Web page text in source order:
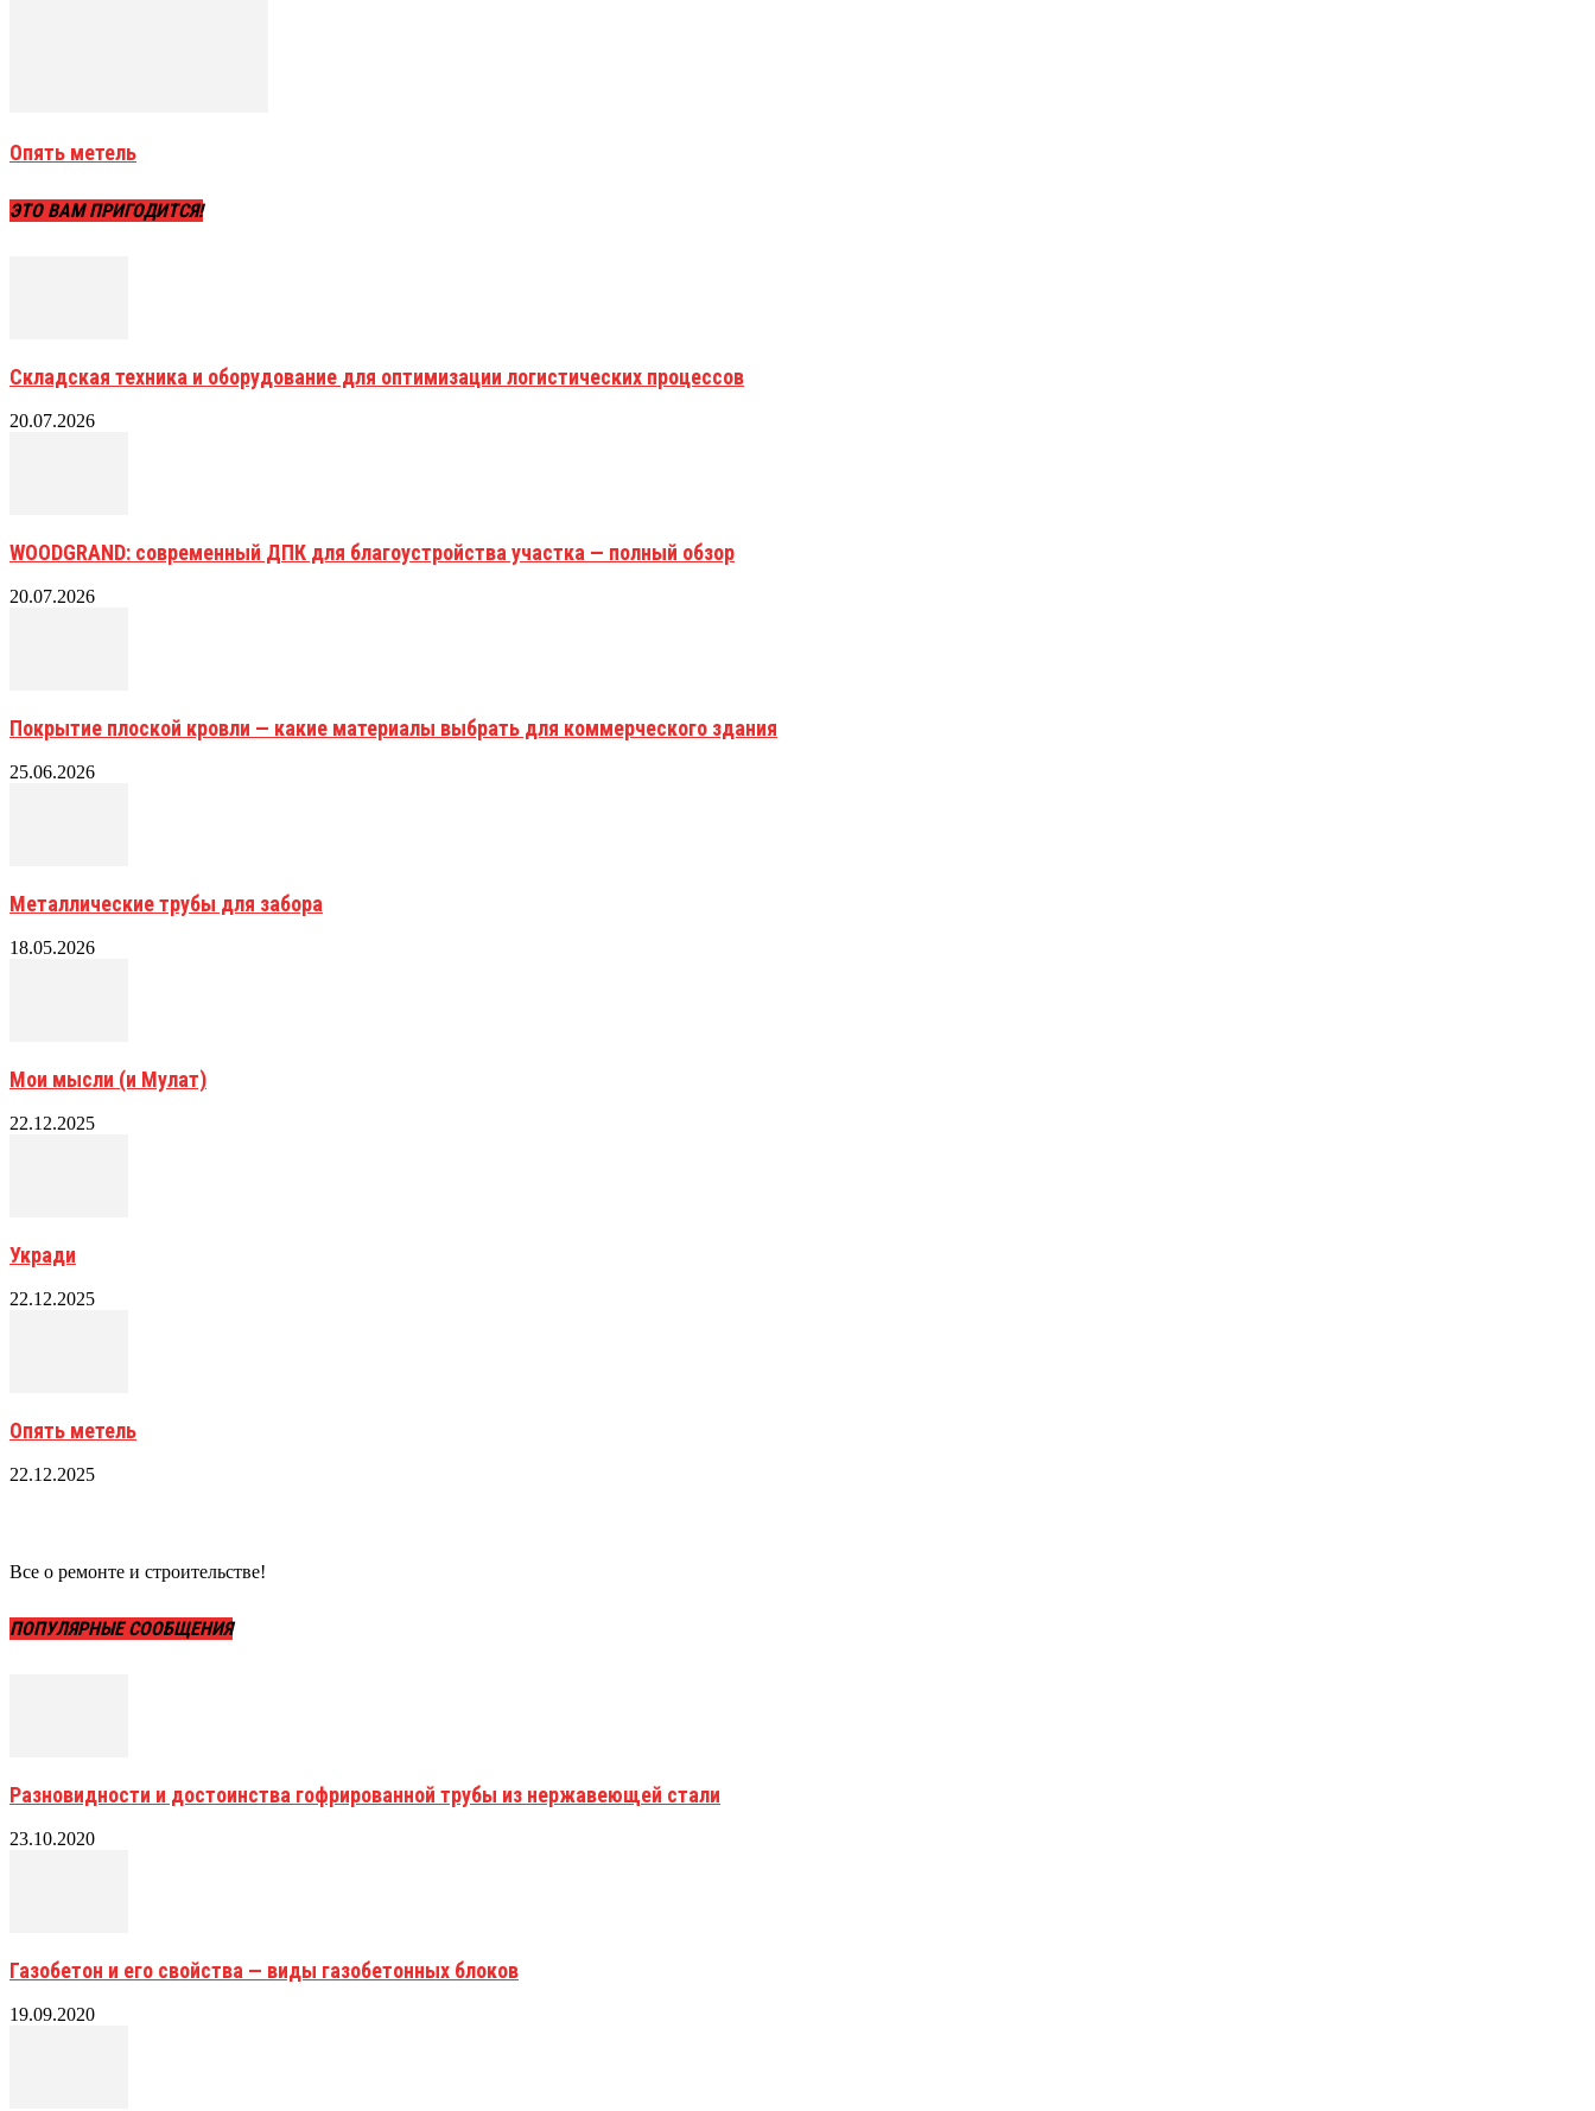
Опять метель
ЭТО ВАМ ПРИГОДИТСЯ!
Складская техника и оборудование для оптимизации логистических процессов
20.07.2026
WOODGRAND: современный ДПК для благоустройства участка — полный обзор
20.07.2026
Покрытие плоской кровли — какие материалы выбрать для коммерческого здания
25.06.2026
Металлические трубы для забора
18.05.2026
Мои мысли (и Мулат)
22.12.2025
Укради
22.12.2025
Опять метель
22.12.2025
Все о ремонте и строительстве!
ПОПУЛЯРНЫЕ СООБЩЕНИЯ
Разновидности и достоинства гофрированной трубы из нержавеющей стали
23.10.2020
Газобетон и его свойства — виды газобетонных блоков
19.09.2020